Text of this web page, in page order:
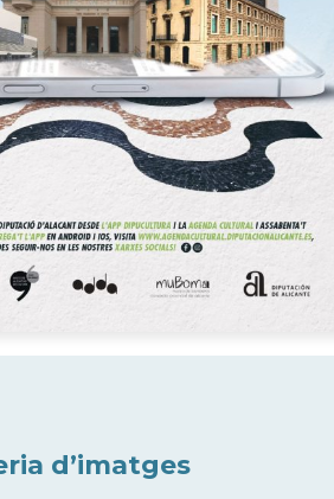
d’imatges